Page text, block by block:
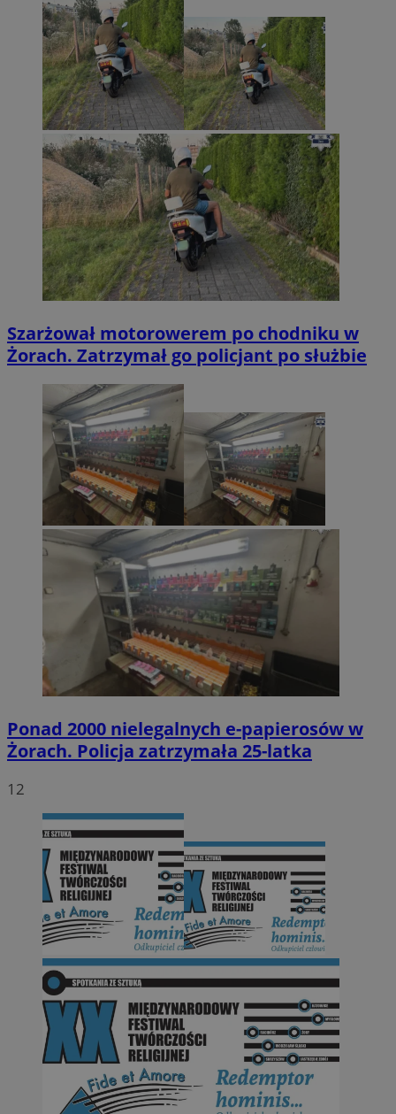
Szarżował motorowerem po chodniku w
Żorach. Zatrzymał go policjant po służbie
Ponad 2000 nielegalnych e-papierosów w
Żorach. Policja zatrzymała 25-latka
12